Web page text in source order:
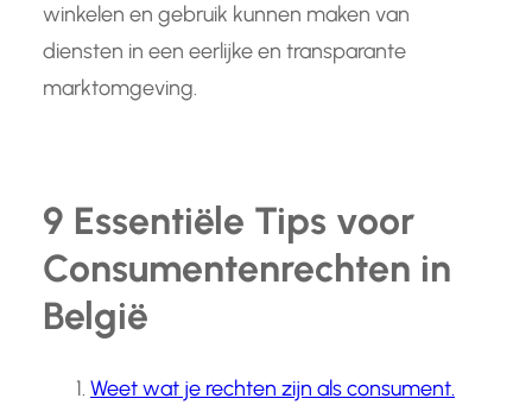
winkelen en gebruik kunnen maken van
diensten in een eerlijke en transparante
marktomgeving.
9 Essentiële Tips voor
Consumentenrechten in
België
Weet wat je rechten zijn als consument.